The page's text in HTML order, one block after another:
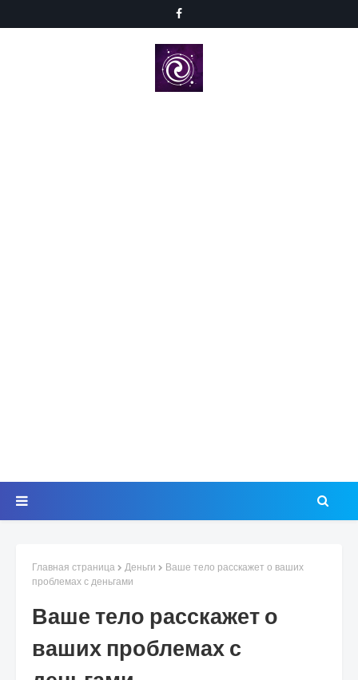
Главная страница Деньги
Ваше тело расскажет о ваших
проблемах с деньгами
Ваше тело расскажет о
ваших проблемах с